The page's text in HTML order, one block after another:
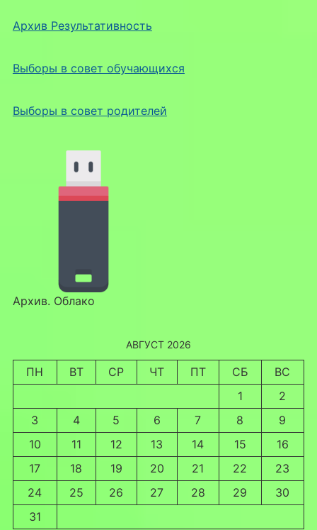
Архив Результативность
Выборы в совет обучающихся
Выборы в совет родителей
Архив. Облако
АВГУСТ 2026
ПН ВТ СР ЧТ ПТ СБ
ВС
1
2
3
4 5 6 7 8
9
10
11 12 13 14 15
16
17
18 19 20 21 22
23
24
25 26 27 28 29
30
31